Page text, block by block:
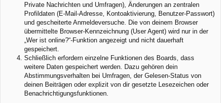
Private Nachrichten und Umfragen), Änderungen an zentralen
Profildaten (E-Mail-Adresse, Kontoaktivierung, Benutzer-Passwort)
und gescheiterte Anmeldeversuche. Die von deinem Browser
übermittelte Browser-Kennzeichnung (User Agent) wird nur in der
„Wer ist online?“-Funktion angezeigt und nicht dauerhaft
gespeichert.
Schließlich erfordern einzelne Funktionen des Boards, dass
weitere Daten gespeichert werden. Dazu gehören dein
Abstimmungsverhalten bei Umfragen, der Gelesen-Status von
deinen Beiträgen oder explizit von dir gesetzte Lesezeichen oder
Benachrichtigungsfunktionen.